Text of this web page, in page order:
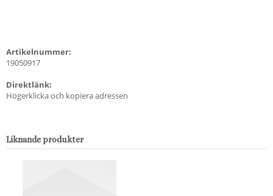
Artikelnummer:
19050917
Direktlänk:
Högerklicka och kopiera adressen
Liknande produkter